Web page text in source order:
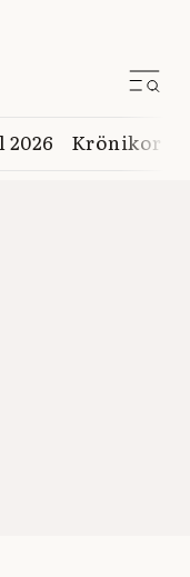
2026 Krönikor